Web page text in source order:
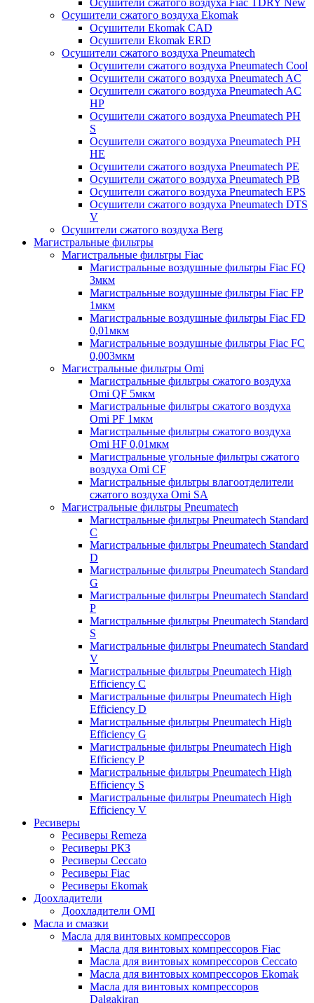
Осушители сжатого воздуха Fiac TDRY New
Осушители сжатого воздуха Ekomak
Осушители Ekomak CAD
Осушители Ekomak ERD
Осушители сжатого воздуха Pneumatech
Осушители сжатого воздуха Pneumatech Cool
Осушители сжатого воздуха Pneumatech AC
Осушители сжатого воздуха Pneumatech AC
HP
Осушители сжатого воздуха Pneumatech PH
S
Осушители сжатого воздуха Pneumatech PH
HE
Осушители сжатого воздуха Pneumatech PE
Осушители сжатого воздуха Pneumatech PB
Осушители сжатого воздуха Pneumatech EPS
Осушители сжатого воздуха Pneumatech DTS
V
Осушители сжатого воздуха Berg
Магистральные фильтры
Магистральные фильтры Fiac
Магистральные воздушные фильтры Fiac FQ
3мкм
Магистральные воздушные фильтры Fiac FP
1мкм
Магистральные воздушные фильтры Fiac FD
0,01мкм
Магистральные воздушные фильтры Fiac FC
0,003мкм
Магистральные фильтры Omi
Магистральные фильтры сжатого воздуха
Omi QF 5мкм
Магистральные фильтры сжатого воздуха
Omi PF 1мкм
Магистральные фильтры сжатого воздуха
Omi HF 0,01мкм
Магистральные угольные фильтры сжатого
воздуха Omi CF
Магистральные фильтры влагоотделители
сжатого воздуха Omi SA
Магистральные фильтры Pneumatech
Магистральные фильтры Pneumatech Standard
C
Магистральные фильтры Pneumatech Standard
D
Магистральные фильтры Pneumatech Standard
G
Магистральные фильтры Pneumatech Standard
P
Магистральные фильтры Pneumatech Standard
S
Магистральные фильтры Pneumatech Standard
V
Магистральные фильтры Pneumatech High
Efficiency C
Магистральные фильтры Pneumatech High
Efficiency D
Магистральные фильтры Pneumatech High
Efficiency G
Магистральные фильтры Pneumatech High
Efficiency P
Магистральные фильтры Pneumatech High
Efficiency S
Магистральные фильтры Pneumatech High
Efficiency V
Ресиверы
Ресиверы Remeza
Ресиверы РКЗ
Ресиверы Ceccato
Ресиверы Fiac
Ресиверы Ekomak
Доохладители
Доохладители OMI
Масла и смазки
Масла для винтовых компрессоров
Масла для винтовых компрессоров Fiac
Масла для винтовых компрессоров Ceccato
Масла для винтовых компрессоров Ekomak
Масла для винтовых компрессоров
Dalgakiran